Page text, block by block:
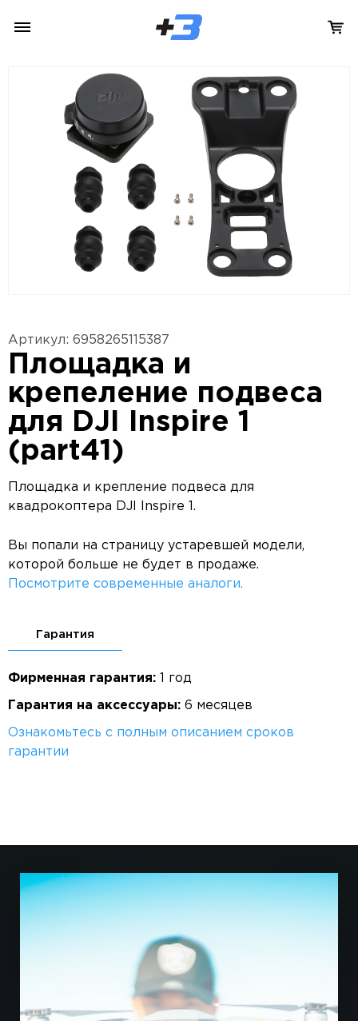
Артикул: 6958265115387
Площадка и
крепеление подвеса
для DJI Inspire 1
(part41)
Площадка и крепление подвеса для
квадрокоптера DJI Inspire 1.
Вы попали на страницу устаревшей модели,
которой больше не будет в продаже.
Посмотрите современные аналоги.
Гарантия
Фирменная гарантия: 1 год
Гарантия на аксессуары: 6 месяцев
Ознакомьтесь с полным описанием сроков
гарантии